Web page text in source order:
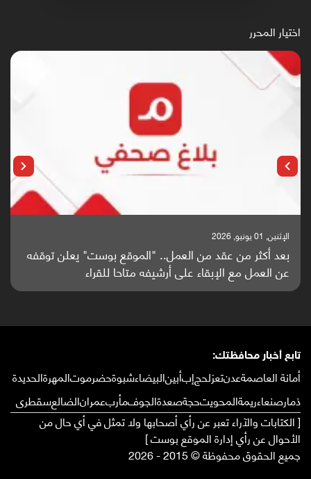
اختيار المحرر
الإثنين, 25 مايو, 2026
باحثون من اليمن يدخلون سباق أبحاث ألزهايمر بدراسة
واعدة منشورة عالميا (ترجمة)
تابع أخبار محافظتك:
أمانة العاصمةعدنتعزلحجإبأبينالبيضاءشبوةحضرموتالمهرةالحديدة
ذمارصنعاءريمةالمحويتحجةصعدةالجوفمأربعمرانالضالعسقطرى
[ الكتابات والآراء تعبر عن رأي أصحابها ولا تمثل في أي حال من
الأحوال عن رأي إدارة الموقع بوست ]
جميع الحقوق محفوظة © 2015 - 2026